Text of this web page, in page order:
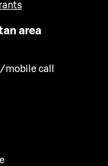
area
mobile call